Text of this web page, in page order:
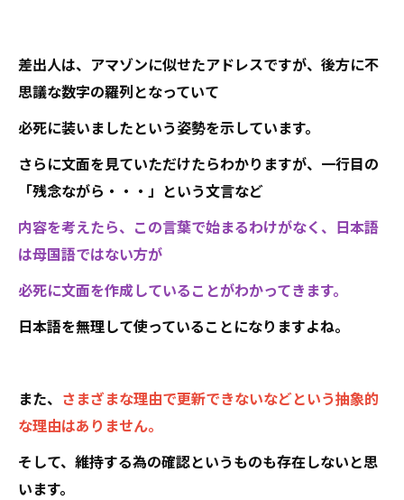
差出人は、アマゾンに似せたアドレスですが、後方に不
思議な数字の羅列となっていて
必死に装いましたという姿勢を示しています。
さらに文面を見ていただけたらわかりますが、一行目の
「残念ながら・・・」という文言など
内容を考えたら、この言葉で始まるわけがなく、日本語
は母国語ではない方が
必死に文面を作成していることがわかってきます。
日本語を無理して使っていることになりますよね。
また、 さまざまな理由で更新できないなどという抽象的
な理由はありません。
そして、維持する為の確認というものも存在しないと思
います。